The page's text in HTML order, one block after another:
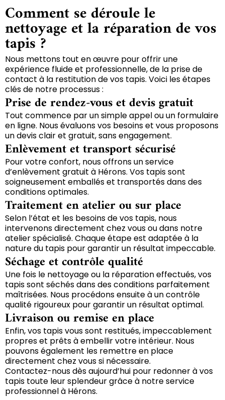
Comment se déroule le
nettoyage et la réparation de vos
tapis ?
Nous mettons tout en œuvre pour offrir une
expérience fluide et professionnelle, de la prise de
contact à la restitution de vos tapis. Voici les étapes
clés de notre processus :
Prise de rendez-vous et devis gratuit
Tout commence par un simple appel ou un formulaire
en ligne. Nous évaluons vos besoins et vous proposons
un devis clair et gratuit, sans engagement.
Enlèvement et transport sécurisé
Pour votre confort, nous offrons un service
d’enlèvement gratuit à Hérons. Vos tapis sont
soigneusement emballés et transportés dans des
conditions optimales.
Traitement en atelier ou sur place
Selon l’état et les besoins de vos tapis, nous
intervenons directement chez vous ou dans notre
atelier spécialisé. Chaque étape est adaptée à la
nature du tapis pour garantir un résultat impeccable.
Séchage et contrôle qualité
Une fois le nettoyage ou la réparation effectués, vos
tapis sont séchés dans des conditions parfaitement
maîtrisées. Nous procédons ensuite à un contrôle
qualité rigoureux pour garantir un résultat optimal.
Livraison ou remise en place
Enfin, vos tapis vous sont restitués, impeccablement
propres et prêts à embellir votre intérieur. Nous
pouvons également les remettre en place
directement chez vous si nécessaire.
Contactez-nous dès aujourd’hui pour redonner à vos
tapis toute leur splendeur grâce à notre service
professionnel à Hérons.